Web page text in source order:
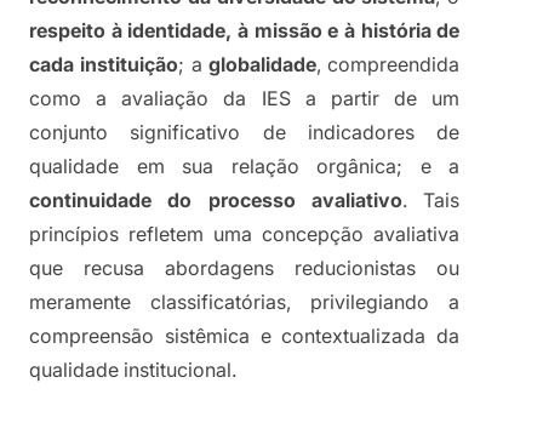
respeito à identidade, à missão e à história de
cada instituição; a globalidade, compreendida
como a avaliação da IES a partir de um
conjunto significativo de indicadores de
continuidade do processo avaliativo. Tais
princípios refletem uma concepção avaliativa
que recusa abordagens reducionistas ou
meramente classificatórias, privilegiando a
compreensão sistêmica e contextualizada da
qualidade institucional.